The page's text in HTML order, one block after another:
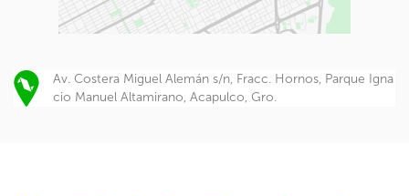
Av. Costera Miguel Alemán s/n, Fracc. Hornos, Parque Igna
cio Manuel Altamirano, Acapulco, Gro.